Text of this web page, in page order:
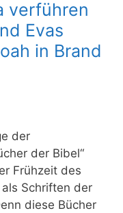
verführen
Evas
in Brand
der
der Bibel“
Frühzeit des
Schriften der
diese Bücher